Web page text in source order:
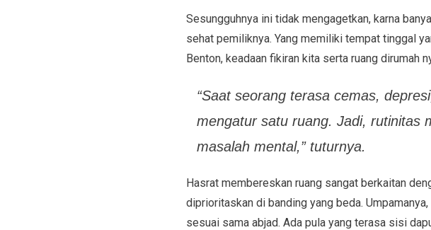
Sesungguhnya ini tidak mengagetkan, karna
sehat pemiliknya. Yang memiliki tempat tinggal
Benton, keadaan fikiran kita serta ruang dirumah
“Saat seorang terasa cemas,
mengatur satu ruang. Jadi, rutinitas
masalah mental,” tuturnya.
Hasrat membereskan ruang sangat berkaitan
diprioritaskan di banding yang beda.
sesuai sama abjad. Ada pula yang terasa sisi